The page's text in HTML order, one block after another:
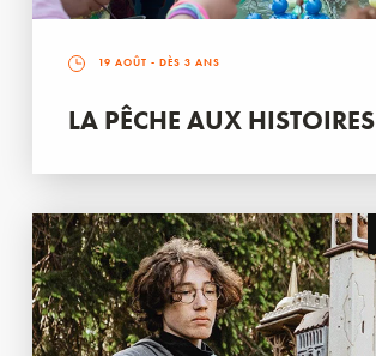
19 AOÛT - DÈS 3 ANS
LA PÊCHE AUX HISTOIRES